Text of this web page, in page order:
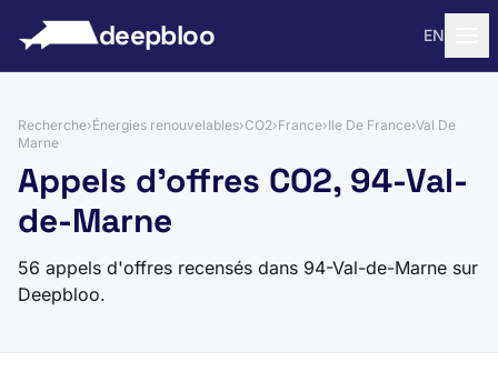
deepbloo EN
Recherche›Énergies renouvelables›CO2›France›Ile De France›Val De
Marne
Appels d'offres CO2, 94-Val-
de-Marne
56 appels d'offres recensés dans 94-Val-de-Marne sur
Deepbloo.